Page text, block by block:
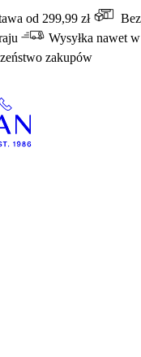
od 299,99 zł
Wysyłka nawet
zakupów